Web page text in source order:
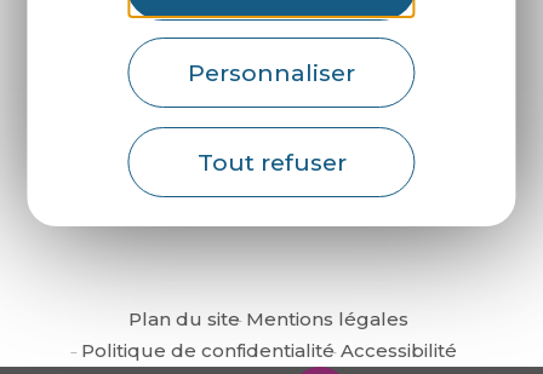
Personnaliser
Tout refuser
Plan du site Mentions légales
Politique de confidentialité Accessibilité